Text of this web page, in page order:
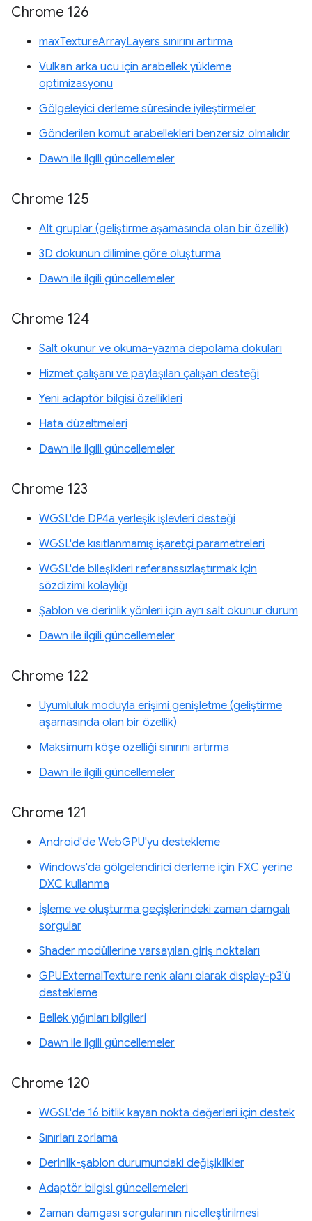
Chrome 126
maxTextureArrayLayers sınırını artırma
Vulkan arka ucu için arabellek yükleme
optimizasyonu
Gölgeleyici derleme süresinde iyileştirmeler
Gönderilen komut arabellekleri benzersiz olmalıdır
Dawn ile ilgili güncellemeler
Chrome 125
Alt gruplar (geliştirme aşamasında olan bir özellik)
3D dokunun dilimine göre oluşturma
Dawn ile ilgili güncellemeler
Chrome 124
Salt okunur ve okuma-yazma depolama dokuları
Hizmet çalışanı ve paylaşılan çalışan desteği
Yeni adaptör bilgisi özellikleri
Hata düzeltmeleri
Dawn ile ilgili güncellemeler
Chrome 123
WGSL'de DP4a yerleşik işlevleri desteği
WGSL'de kısıtlanmamış işaretçi parametreleri
WGSL'de bileşikleri referanssızlaştırmak için
sözdizimi kolaylığı
Şablon ve derinlik yönleri için ayrı salt okunur durum
Dawn ile ilgili güncellemeler
Chrome 122
Uyumluluk moduyla erişimi genişletme (geliştirme
aşamasında olan bir özellik)
Maksimum köşe özelliği sınırını artırma
Dawn ile ilgili güncellemeler
Chrome 121
Android'de WebGPU'yu destekleme
Windows'da gölgelendirici derleme için FXC yerine
DXC kullanma
İşleme ve oluşturma geçişlerindeki zaman damgalı
sorgular
Shader modüllerine varsayılan giriş noktaları
GPUExternalTexture renk alanı olarak display-p3'ü
destekleme
Bellek yığınları bilgileri
Dawn ile ilgili güncellemeler
Chrome 120
WGSL'de 16 bitlik kayan nokta değerleri için destek
Sınırları zorlama
Derinlik-şablon durumundaki değişiklikler
Adaptör bilgisi güncellemeleri
Zaman damgası sorgularının nicelleştirilmesi